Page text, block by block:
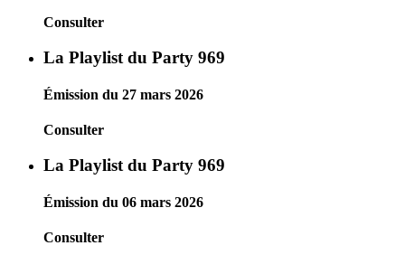
Consulter
La Playlist du Party 969
Émission du 27 mars 2026
Consulter
La Playlist du Party 969
Émission du 06 mars 2026
Consulter